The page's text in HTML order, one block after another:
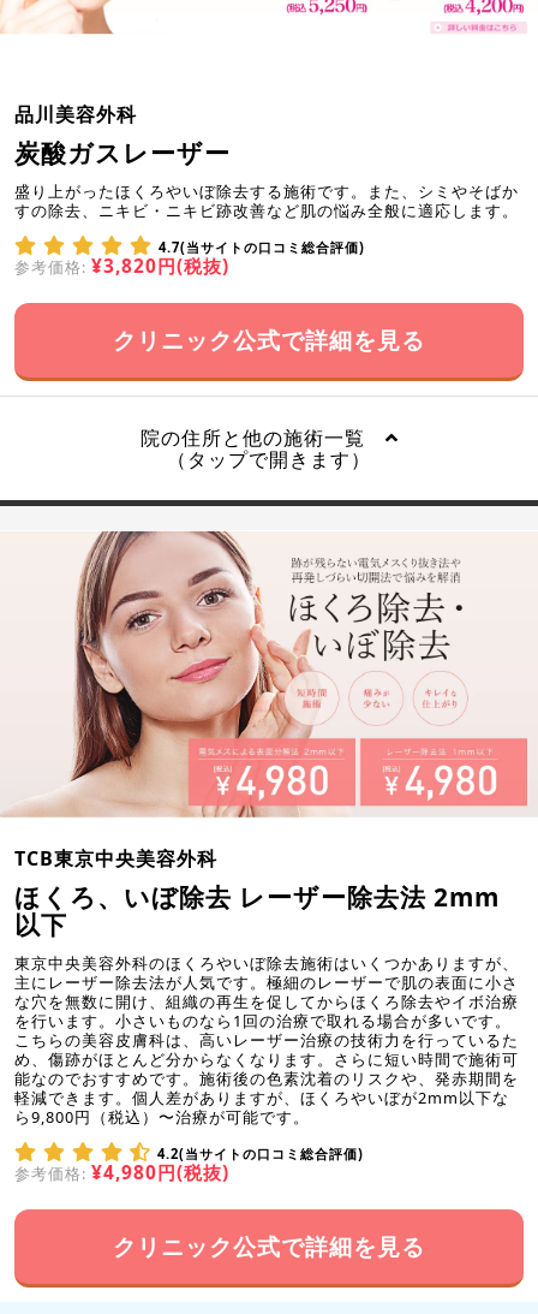
品川美容外科
炭酸ガスレーザー
盛り上がったほくろやいぼ除去する施術です。また、シミやそばか
すの除去、ニキビ・ニキビ跡改善など肌の悩み全般に適応します。
4.7(当サイトの口コミ総合評価)
参考価格: ¥3,820円(税抜)
クリニック公式で詳細を見る
院の住所と他の施術一覧
（タップで開きます）
TCB東京中央美容外科
ほくろ、いぼ除去 レーザー除去法 2mm
以下
東京中央美容外科のほくろやいぼ除去施術はいくつかありますが、
主にレーザー除去法が人気です。極細のレーザーで肌の表面に小さ
な穴を無数に開け、組織の再生を促してからほくろ除去やイボ治療
を行います。小さいものなら1回の治療で取れる場合が多いです。
こちらの美容皮膚科は、高いレーザー治療の技術力を行っているた
め、傷跡がほとんど分からなくなります。さらに短い時間で施術可
能なのでおすすめです。施術後の色素沈着のリスクや、発赤期間を
軽減できます。個人差がありますが、ほくろやいぼが2mm以下な
ら9,800円（税込）〜治療が可能です。
4.2(当サイトの口コミ総合評価)
参考価格: ¥4,980円(税抜)
クリニック公式で詳細を見る